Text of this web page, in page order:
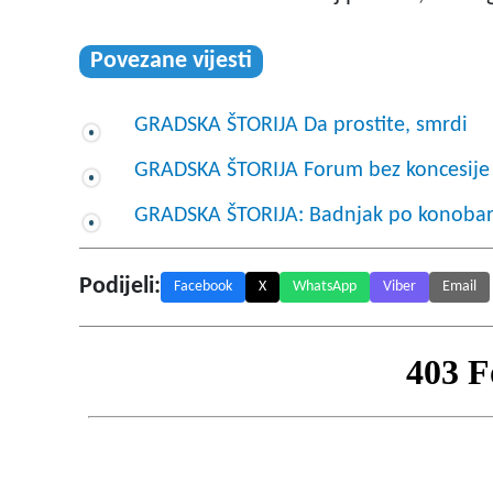
Povezane vijesti
GRADSKA ŠTORIJA Da prostite, smrdi
GRADSKA ŠTORIJA Forum bez koncesije
GRADSKA ŠTORIJA: Badnjak po
Podijeli: Facebook X WhatsApp Viber Email